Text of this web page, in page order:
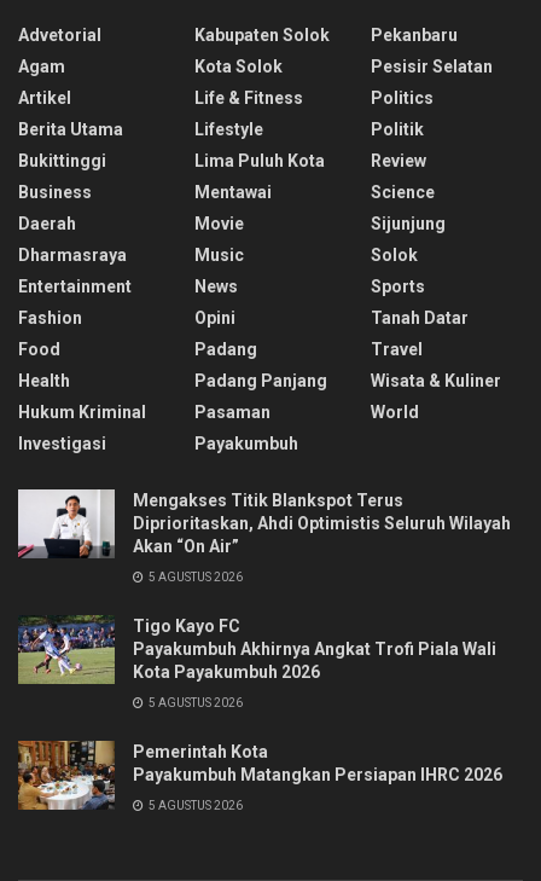
Advetorial
Agam
Artikel
Berita Utama
Bukittinggi
Business
Daerah
Dharmasraya
Entertainment
Fashion
Food
Health
Hukum Kriminal
Investigasi
Kabupaten Solok
Kota Solok
Life & Fitness
Lifestyle
Lima Puluh Kota
Mentawai
Movie
Music
News
Opini
Padang
Padang Panjang
Pasaman
Payakumbuh
Pekanbaru
Pesisir Selatan
Politics
Politik
Review
Science
Sijunjung
Solok
Sports
Tanah Datar
Travel
Wisata & Kuliner
World
Mengakses Titik Blankspot Terus
Diprioritaskan, Ahdi Optimistis Seluruh Wilayah
Akan “On Air”
5 AGUSTUS 2026
Tigo Kayo FC
Payakumbuh Akhirnya Angkat Trofi Piala Wali
Kota Payakumbuh 2026
5 AGUSTUS 2026
Pemerintah Kota
Payakumbuh Matangkan Persiapan IHRC 2026
5 AGUSTUS 2026